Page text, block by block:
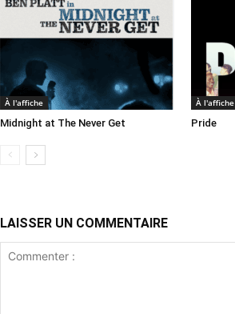
À l'affiche
Midnight at The Never Get
À l'affiche
Pride
LAISSER UN COMMENTAIRE